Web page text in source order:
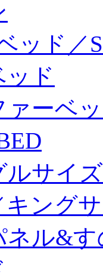
ッド／
ド
ァーベ
ルサイ
キング
ネル&